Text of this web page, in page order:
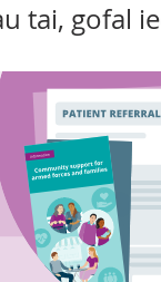
tai, gofal